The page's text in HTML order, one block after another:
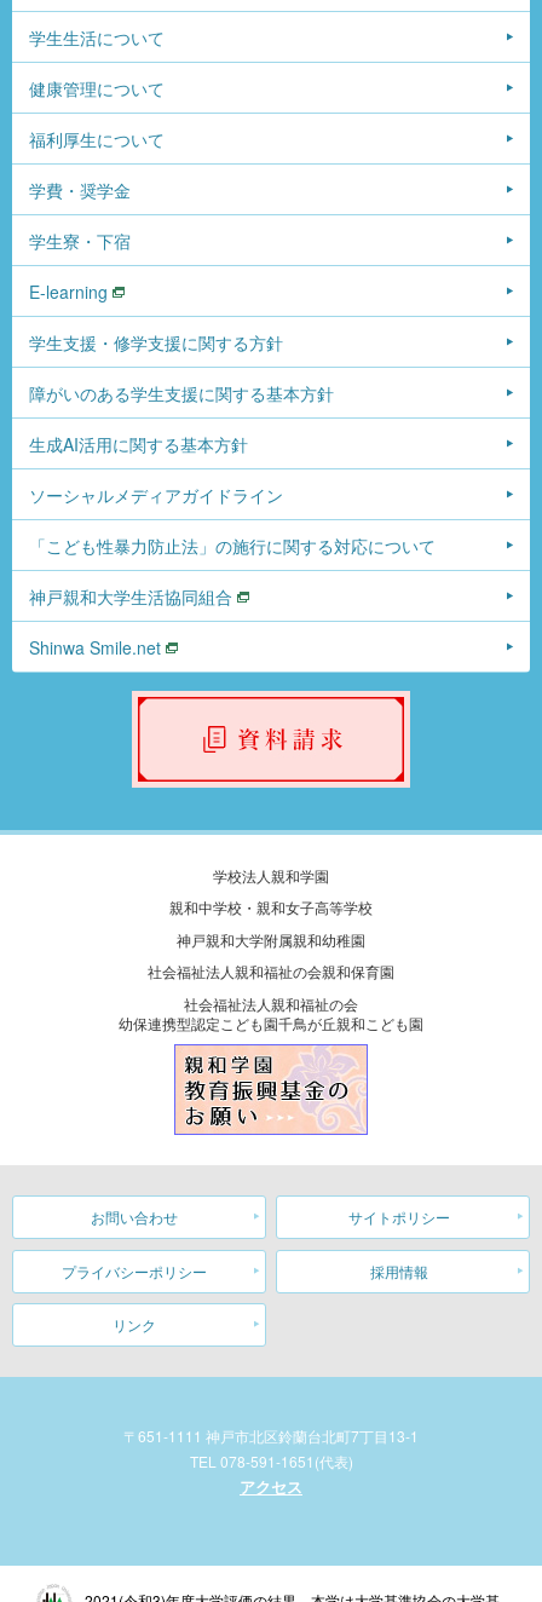
学生生活について
健康管理について
福利厚生について
学費・奨学金
学生寮・下宿
E-learning
学生支援・修学支援に関する方針
障がいのある学生支援に関する基本方針
生成AI活用に関する基本方針
ソーシャルメディアガイドライン
「こども性暴力防止法」の施行に関する対応について
神戸親和大学生活協同組合
Shinwa Smile.net
学校法人親和学園
親和中学校・親和女子高等学校
神戸親和大学附属親和幼稚園
社会福祉法人親和福祉の会親和保育園
社会福祉法人親和福祉の会
幼保連携型認定こども園千鳥が丘親和こども園
お問い合わせ サイトポリシー
プライバシーポリシー 採用情報
リンク
〒651-1111 神戸市北区鈴蘭台北町7丁目13-1
TEL 078-591-1651(代表)
アクセス